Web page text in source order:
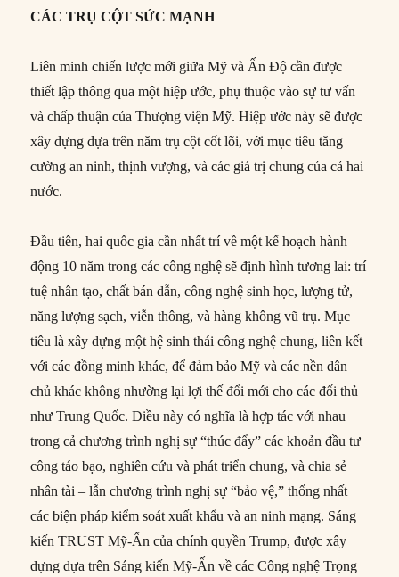
CÁC TRỤ CỘT SỨC MẠNH
Liên minh chiến lược mới giữa Mỹ và Ấn Độ cần được
thiết lập thông qua một hiệp ước, phụ thuộc vào sự tư vấn
và chấp thuận của Thượng viện Mỹ. Hiệp ước này sẽ được
xây dựng dựa trên năm trụ cột cốt lõi, với mục tiêu tăng
cường an ninh, thịnh vượng, và các giá trị chung của cả hai
nước.
Đầu tiên, hai quốc gia cần nhất trí về một kế hoạch hành
động 10 năm trong các công nghệ sẽ định hình tương lai: trí
tuệ nhân tạo, chất bán dẫn, công nghệ sinh học, lượng tử,
năng lượng sạch, viễn thông, và hàng không vũ trụ. Mục
tiêu là xây dựng một hệ sinh thái công nghệ chung, liên kết
với các đồng minh khác, để đảm bảo Mỹ và các nền dân
chủ khác không nhường lại lợi thế đổi mới cho các đối thủ
như Trung Quốc. Điều này có nghĩa là hợp tác với nhau
trong cả chương trình nghị sự “thúc đẩy” các khoản đầu tư
công táo bạo, nghiên cứu và phát triển chung, và chia sẻ
nhân tài – lẫn chương trình nghị sự “bảo vệ,” thống nhất
các biện pháp kiểm soát xuất khẩu và an ninh mạng. Sáng
kiến TRUST Mỹ-Ấn của chính quyền Trump, được xây
dựng dựa trên Sáng kiến Mỹ-Ấn về các Công nghệ Trọng